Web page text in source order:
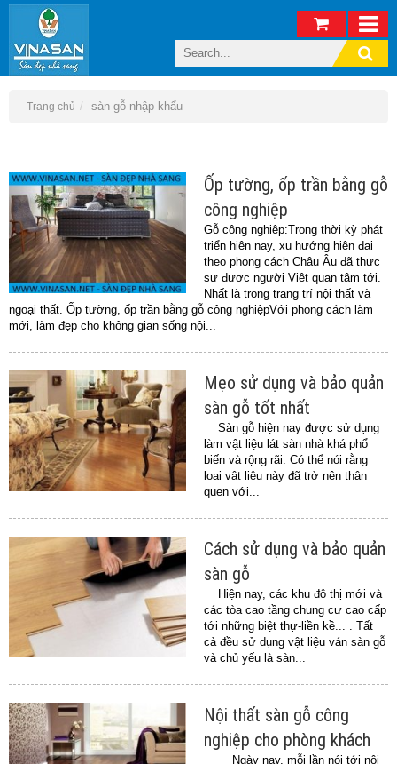
Trang chủ sàn gỗ nhập khẩu
Ốp tường, ốp trần bằng gỗ
công nghiệp
Gỗ công nghiệp:Trong thời kỳ phát
triển hiện nay, xu hướng hiện đại
theo phong cách Châu Âu đã thực
sự được người Việt quan tâm tới.
Nhất là trong trang trí nội thất và
ngoại thất. Ốp tường, ốp trần bằng gỗ công nghiệpVới phong cách làm
mới, làm đẹp cho không gian sống nội...
Mẹo sử dụng và bảo quản
sàn gỗ tốt nhất
Sàn gỗ hiện nay được sử dụng
làm vật liệu lát sàn nhà khá phổ
biến và rộng rãi. Có thể nói rằng
loại vật liệu này đã trở nên thân
quen với...
Cách sử dụng và bảo quản
sàn gỗ
Hiện nay, các khu đô thị mới và
các tòa cao tầng chung cư cao cấp
tới những biệt thự-liền kề... . Tất
cả đều sử dụng vật liệu ván sàn gỗ
và chủ yếu là sàn...
Nội thất sàn gỗ công
nghiệp cho phòng khách
Ngày nay, mỗi lần nói tới nội